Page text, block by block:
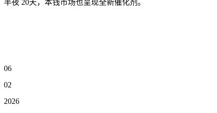
半夜 20天，本钱市场也呈现全新催化剂。
06
02
2026